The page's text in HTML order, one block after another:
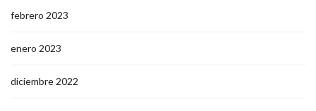
febrero 2023
enero 2023
diciembre 2022